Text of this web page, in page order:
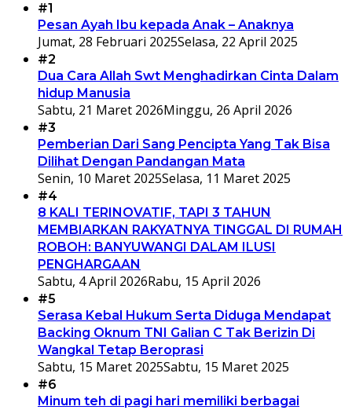
#1
Pesan Ayah Ibu kepada Anak – Anaknya
Jumat, 28 Februari 2025Selasa, 22 April 2025
#2
Dua Cara Allah Swt Menghadirkan Cinta Dalam
hidup Manusia
Sabtu, 21 Maret 2026Minggu, 26 April 2026
#3
Pemberian Dari Sang Pencipta Yang Tak Bisa
Dilihat Dengan Pandangan Mata
Senin, 10 Maret 2025Selasa, 11 Maret 2025
#4
8 KALI TERINOVATIF, TAPI 3 TAHUN
MEMBIARKAN RAKYATNYA TINGGAL DI RUMAH
ROBOH: BANYUWANGI DALAM ILUSI
PENGHARGAAN
Sabtu, 4 April 2026Rabu, 15 April 2026
#5
Serasa Kebal Hukum Serta Diduga Mendapat
Backing Oknum TNI Galian C Tak Berizin Di
Wangkal Tetap Beroprasi
Sabtu, 15 Maret 2025Sabtu, 15 Maret 2025
#6
Minum teh di pagi hari memiliki berbagai